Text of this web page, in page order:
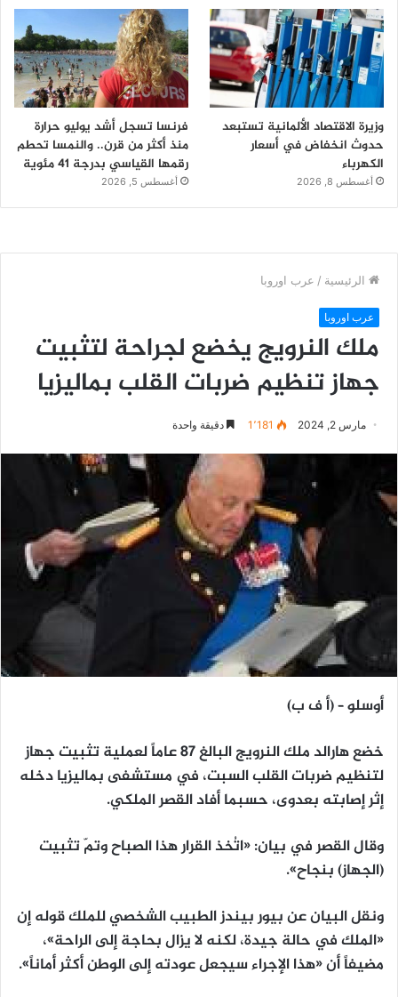
وزيرة الاقتصاد الألمانية تستبعد
حدوث انخفاض في أسعار
الكهرباء
أغسطس 8, 2026
فرنسا تسجل أشد يوليو حرارة
منذ أكثر من قرن.. والنمسا تحطم
رقمها القياسي بدرجة 41 مئوية
أغسطس 5, 2026